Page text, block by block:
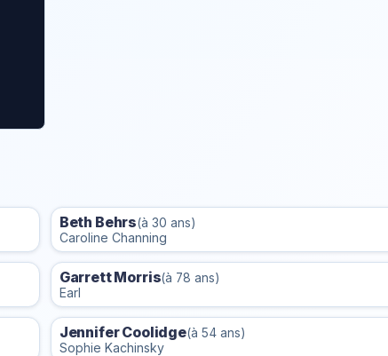
Beth Behrs(à 30 ans)
Caroline Channing
Garrett Morris(à 78 ans)
Earl
Jennifer Coolidge(à 54 ans)
Sophie Kachinsky